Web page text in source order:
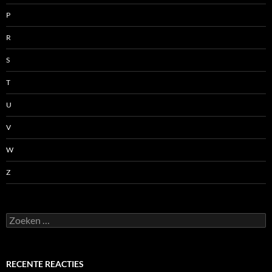
P
R
S
T
U
V
W
Z
Zoeken
naar:
RECENTE REACTIES